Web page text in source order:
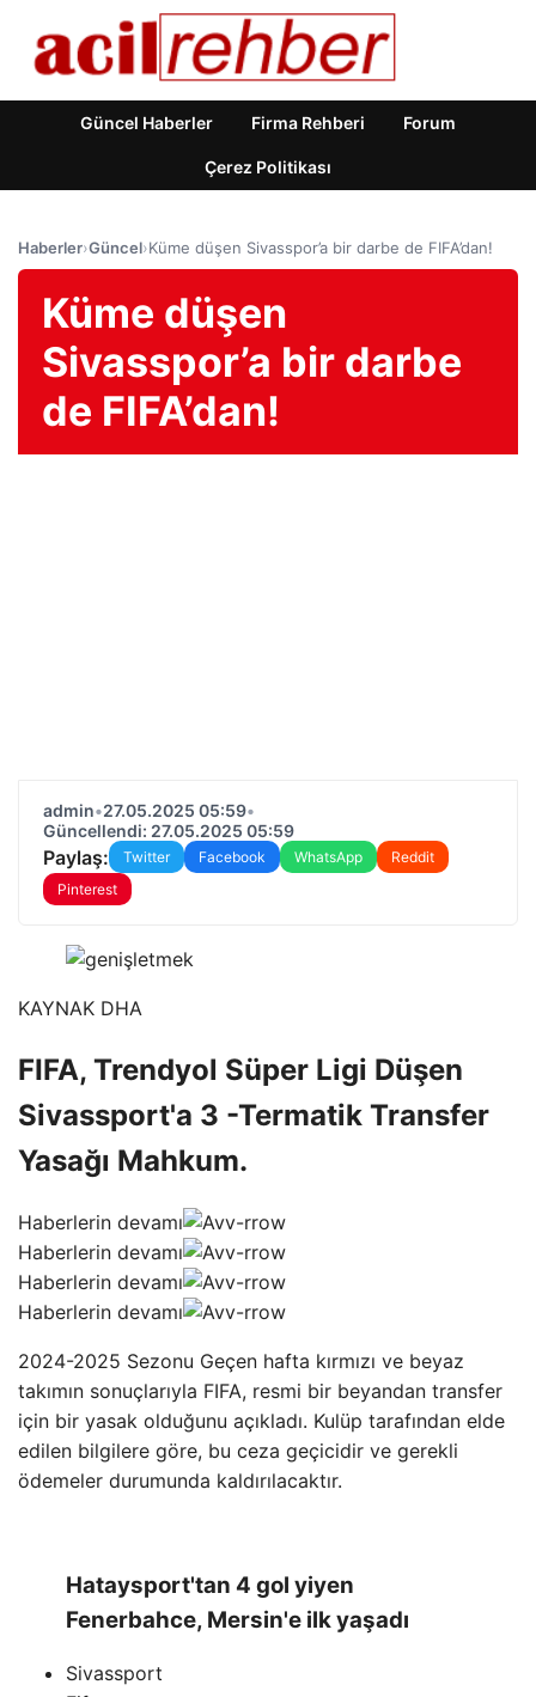
Güncel Haberler Firma Rehberi Forum
Çerez Politikası
Haberler›Güncel›Küme düşen Sivasspor’a bir darbe de FIFA’dan!
Küme düşen
Sivasspor’a bir darbe
de FIFA’dan!
admin•27.05.2025 05:59•
Güncellendi: 27.05.2025 05:59
Paylaş: Twitter Facebook WhatsApp
Reddit
Pinterest
KAYNAK DHA
FIFA, Trendyol Süper Ligi Düşen
Sivassport'a 3 -Termatik Transfer
Yasağı Mahkum.
Haberlerin devamı
Haberlerin devamı
Haberlerin devamı
Haberlerin devamı
2024-2025 Sezonu Geçen hafta kırmızı ve beyaz
takımın sonuçlarıyla FIFA, resmi bir beyandan transfer
için bir yasak olduğunu açıkladı. Kulüp tarafından elde
edilen bilgilere göre, bu ceza geçicidir ve gerekli
ödemeler durumunda kaldırılacaktır.
Hataysport'tan 4 gol yiyen
Fenerbahce, Mersin'e ilk yaşadı
Sivassport